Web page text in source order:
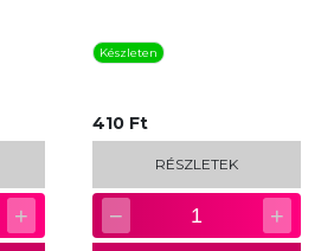
+
Készleten
410 Ft
RÉSZLETEK
− 1 +